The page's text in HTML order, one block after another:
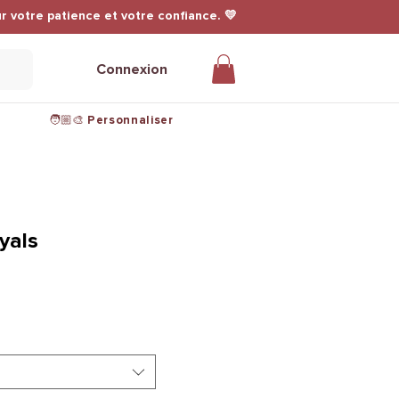
votre patience et votre confiance. 💛
Connexion
🧑🏼‍🎨 Personnaliser